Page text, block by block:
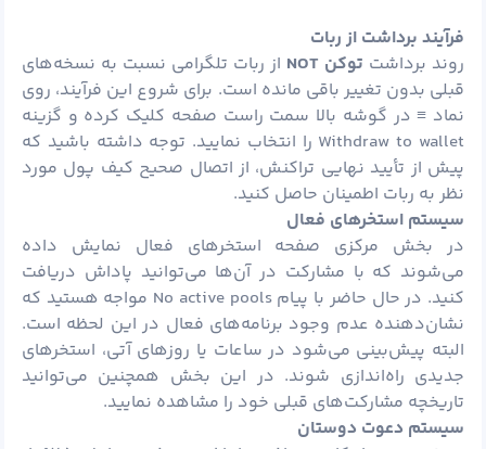
فرآیند برداشت از ربات
روند برداشت توکن NOT از ربات تلگرامی نسبت به نسخه‌های
قبلی بدون تغییر باقی مانده است. برای شروع این فرآیند، روی
نماد ≡ در گوشه بالا سمت راست صفحه کلیک کرده و گزینه
Withdraw to wallet را انتخاب نمایید. توجه داشته باشید که
پیش از تأیید نهایی تراکنش، از اتصال صحیح کیف پول مورد
نظر به ربات اطمینان حاصل کنید.
سیستم استخرهای فعال
در بخش مرکزی صفحه استخرهای فعال نمایش داده
می‌شوند که با مشارکت در آن‌ها می‌توانید پاداش دریافت
کنید. در حال حاضر با پیام No active pools مواجه هستید که
نشان‌دهنده عدم وجود برنامه‌های فعال در این لحظه است.
البته پیش‌بینی می‌شود در ساعات یا روزهای آتی، استخرهای
جدیدی راه‌اندازی شوند. در این بخش همچنین می‌توانید
تاریخچه مشارکت‌های قبلی خود را مشاهده نمایید.
سیستم دعوت دوستان